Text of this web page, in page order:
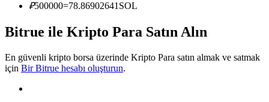
₽500000=78.86902641 SOL
Bitrue ile Kripto Para Satın Alın
En güvenli kripto borsa üzerinde Kripto Para satın almak ve satmak
için Bir Bitrue hesabı oluşturun.